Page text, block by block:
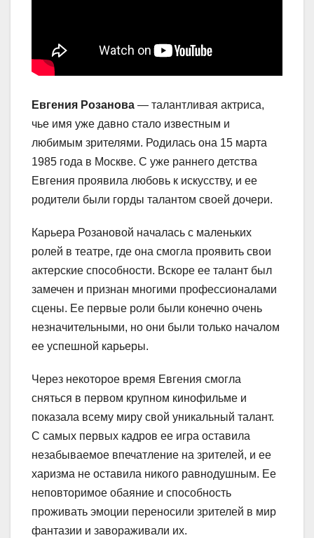
Евгения Розанова — талантливая актриса,
чье имя уже давно стало известным и
любимым зрителями. Родилась она 15 марта
1985 года в Москве. С уже раннего детства
Евгения проявила любовь к искусству, и ее
родители были горды талантом своей дочери.
Карьера Розановой началась с маленьких
ролей в театре, где она смогла проявить свои
актерские способности. Вскоре ее талант был
замечен и признан многими профессионалами
сцены. Ее первые роли были конечно очень
незначительными, но они были только началом
ее успешной карьеры.
Через некоторое время Евгения смогла
сняться в первом крупном кинофильме и
показала всему миру свой уникальный талант.
С самых первых кадров ее игра оставила
незабываемое впечатление на зрителей, и ее
харизма не оставила никого равнодушным. Ее
неповторимое обаяние и способность
проживать эмоции переносили зрителей в мир
фантазии и завораживали их.